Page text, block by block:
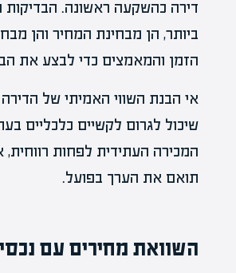
דירה כהשקעה ראשונה.
ביותר, הן מבחינת המחיר והן
הזמן והמאמצים כדי לבצע את
אי הבנת השווי האמיתי של
שיכול לגרום לקשיים כלכליים
המכירה העתידית לפחות
תואם את הערך בפועל.
השוואת מחירים עם